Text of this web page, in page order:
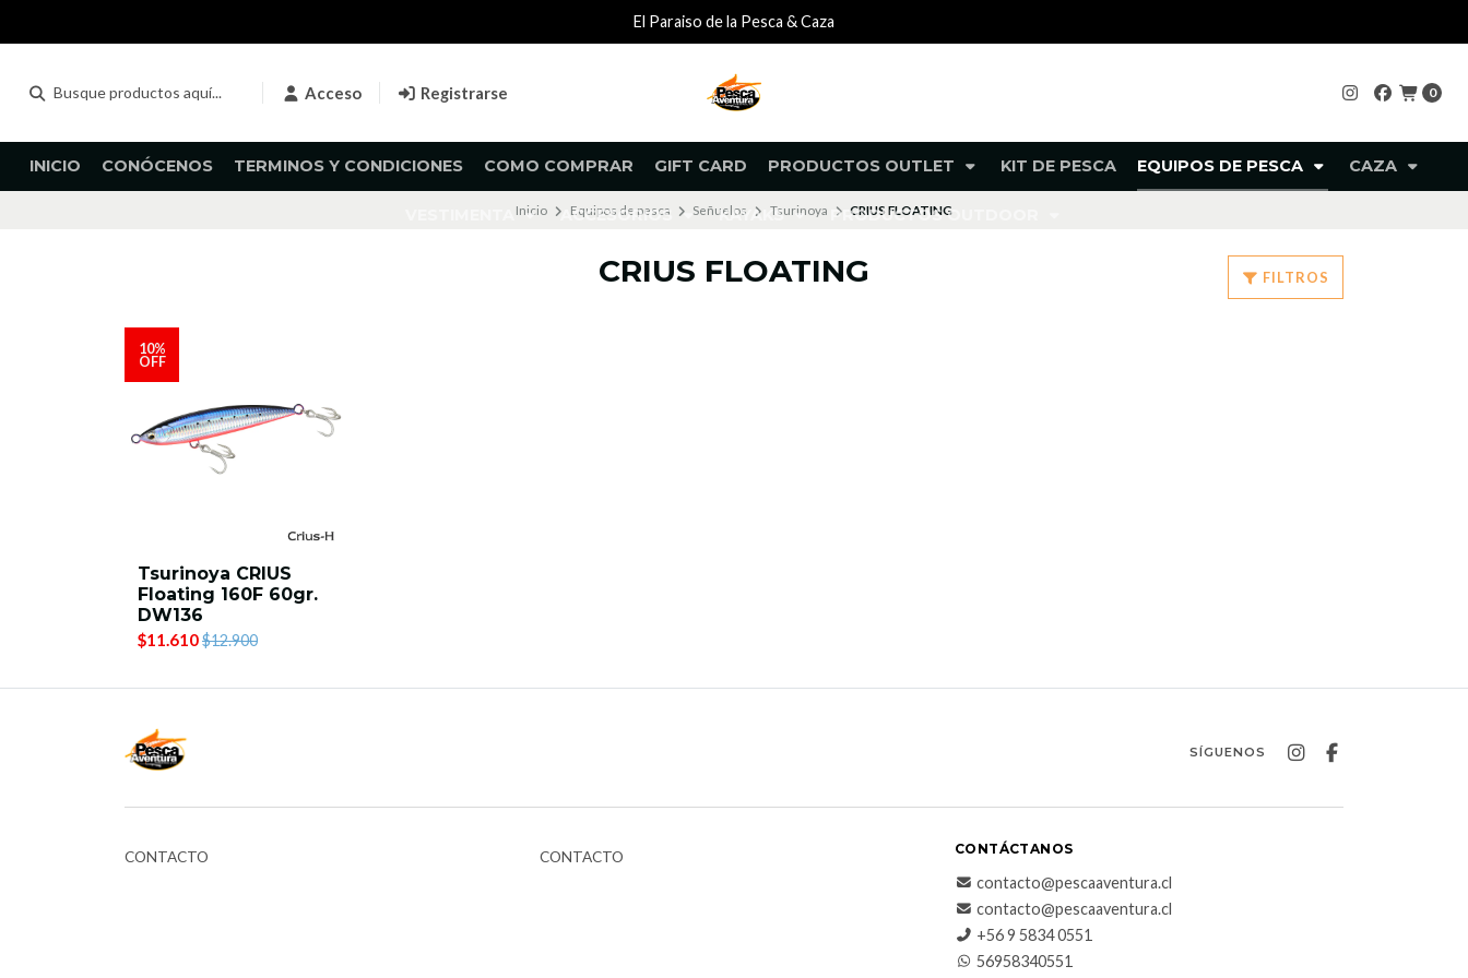
Acceso Registrarse 0
INICIO CONÓCENOS TERMINOS Y CONDICIONES COMO COMPRAR GIFT CARD PRODUCTOS OUTLET KIT DE PESCA EQUIPOS DE PESCA CAZA
VESTIMENTA ACCESORIOS KAYAKS PRODUCTOS OUTDOOR
El Paraiso de la Pesca & Caza
Inicio Equipos de pesca Señuelos Tsurinoya CRIUS FLOATING
CRIUS FLOATING FILTROS
10%
OFF
Tsurinoya CRIUS
Floating 160F 60gr.
DW136
$11.610$12.900
SÍGUENOS
CONTACTO CONTACTO CONTÁCTANOS
contacto@pescaaventura.cl
contacto@pescaaventura.cl
+56 9 5834 0551
56958340551